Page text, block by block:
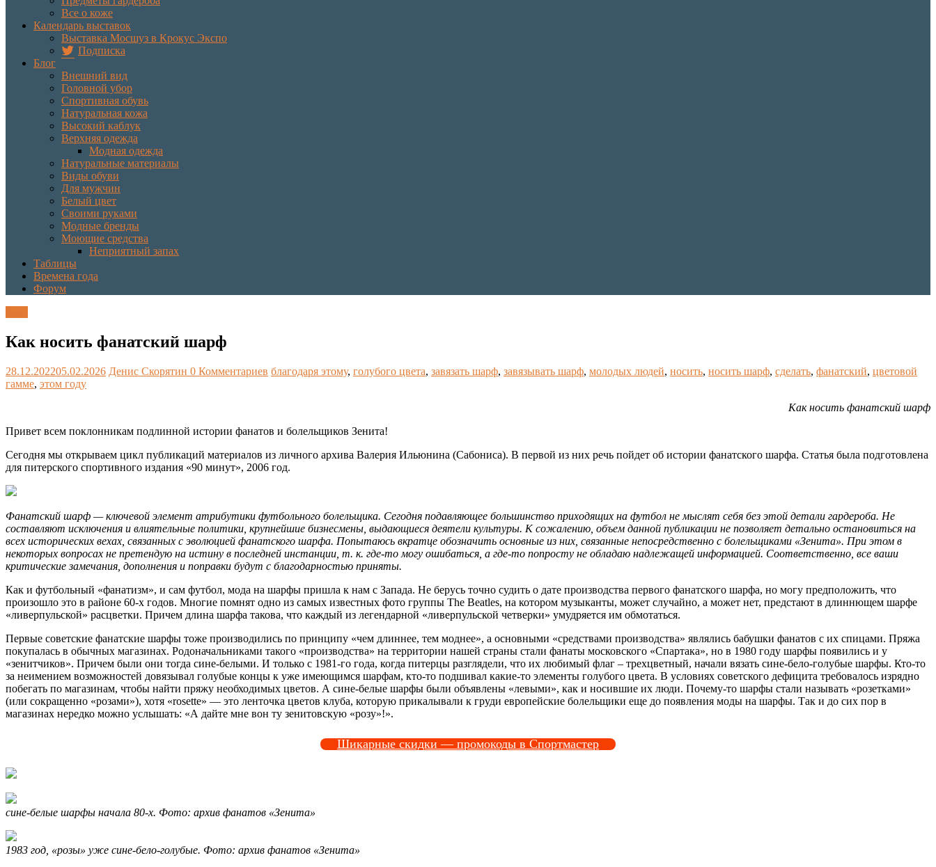
Все о коже
Календарь выставок
Выставка Мосшуз в Крокус Экспо
Подписка
Блог
Внешний вид
Головной убор
Спортивная обувь
Натуральная кожа
Высокий каблук
Верхняя одежда
Модная одежда
Натуральные материалы
Виды обуви
Для мужчин
Белый цвет
Своими руками
Модные бренды
Моющие средства
Неприятный запах
Таблицы
Времена года
Форум
Как носить фанатский шарф
28.12.202205.02.2026 Денис Скорятин 0 Комментариев благодаря этому, голубого цвета, завязать шарф, завязывать шарф, молодых людей, носить, носить шарф, сделать, фанатский, цветовой
гамме, этом году
Как носить фанатский шарф
Привет всем поклонникам подлинной истории фанатов и болельщиков Зенита!
Сегодня мы открываем цикл публикаций материалов из личного архива Валерия Ильюнина (Сабониса). В первой из них речь пойдет об истории фанатского шарфа. Статья была подготовлена
для питерского спортивного издания «90 минут», 2006 год.
Фанатский шарф — ключевой элемент атрибутики футбольного болельщика. Сегодня подавляющее большинство приходящих на футбол не мыслят себя без этой детали гардероба. Не
составляют исключения и влиятельные политики, крупнейшие бизнесмены, выдающиеся деятели культуры. К сожалению, объем данной публикации не позволяет детально остановиться на
всех исторических вехах, связанных с эволюцией фанатского шарфа. Попытаюсь вкратце обозначить основные из них, связанные непосредственно с болельщиками «Зенита». При этом в
некоторых вопросах не претендую на истину в последней инстанции, т. к. где-то могу ошибаться, а где-то попросту не обладаю надлежащей информацией. Соответственно, все ваши
критические замечания, дополнения и поправки будут с благодарностью приняты.
Как и футбольный «фанатизм», и сам футбол, мода на шарфы пришла к нам с Запада. Не берусь точно судить о дате производства первого фанатского шарфа, но могу предположить, что
произошло это в районе 60-х годов. Многие помнят одно из самых известных фото группы The Beatles, на котором музыканты, может случайно, а может нет, предстают в длиннющем шарфе
«ливерпульской» расцветки. Причем длина шарфа такова, что каждый из легендарной «ливерпульской четверки» умудряется им обмотаться.
Первые советские фанатские шарфы тоже производились по принципу «чем длиннее, тем моднее», а основными «средствами производства» являлись бабушки фанатов с их спицами. Пряжа
покупалась в обычных магазинах. Родоначальниками такого «производства» на территории нашей страны стали фанаты московского «Спартака», но в 1980 году шарфы появились и у
«зенитчиков». Причем были они тогда сине-белыми. И только с 1981-го года, когда питерцы разглядели, что их любимый флаг – трехцветный, начали вязать сине-бело-голубые шарфы. Кто-то
за неимением возможностей довязывал голубые концы к уже имеющимся шарфам, кто-то подшивал какие-то элементы голубого цвета. В условиях советского дефицита требовалось изрядно
побегать по магазинам, чтобы найти пряжу необходимых цветов. А сине-белые шарфы были объявлены «левыми», как и носившие их люди. Почему-то шарфы стали называть «розетками»
(или сокращенно «розами»), хотя «rosette» — это ленточка цветов клуба, которую прикалывали к груди европейские болельщики еще до появления моды на шарфы. Так и до сих пор в
магазинах нередко можно услышать: «А дайте мне вон ту зенитовскую «розу»!».
Шикарные скидки — промокоды в Спортмастер
сине-белые шарфы начала 80-х. Фото: архив фанатов «Зенита»
1983 год, «розы» уже сине-бело-голубые. Фото: архив фанатов «Зенита»